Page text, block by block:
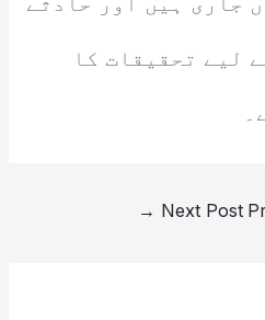
لیے تحقیقات کا
Next Post
→